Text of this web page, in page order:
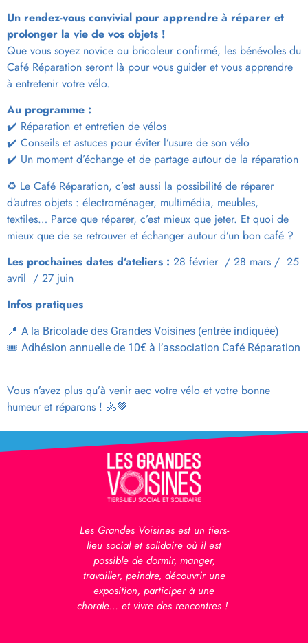
Un rendez-vous convivial pour apprendre à réparer et
prolonger la vie de vos objets !
Que vous soyez novice ou bricoleur confirmé, les bénévoles du
Café Réparation seront là pour vous guider et vous apprendre
à entretenir votre vélo.
Au programme :
✔️ Réparation et entretien de vélos
✔️ Conseils et astuces pour éviter l’usure de son vélo
✔️ Un moment d’échange et de partage autour de la réparation
♻️ Le Café Réparation, c’est aussi la possibilité de réparer
d’autres objets : électroménager, multimédia, meubles,
textiles… Parce que réparer, c’est mieux que jeter. Et quoi de
mieux que de se retrouver et échanger autour d’un bon café ?
Les prochaines dates d’ateliers : 28 février / 28 mars / 25
avril / 27 juin
Infos pratiques
📍 A la Bricolade des Grandes Voisines (entrée indiquée)
🎟️ Adhésion annuelle de 10€ à l’association Café Réparation
Vous n’avez plus qu’à venir aec votre vélo et votre bonne
humeur et réparons ! 🚴💚
Les Grandes Voisines est un tiers-
lieu social et solidaire où il est
possible de dormir, manger,
travailler, peindre, découvrir une
exposition, participer à une
chorale… et vivre des rencontres !